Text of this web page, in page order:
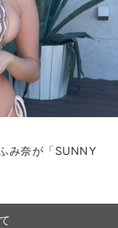
み奈が「SUNNY